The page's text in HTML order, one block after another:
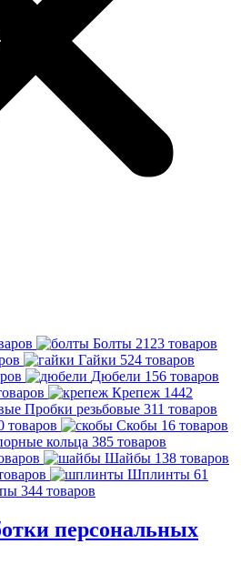
Болты 2123 товаров
Гайки 524 товаров
Дюбели 156 товаров
Крепеж 1442
Пробки резьбовые 311 товаров
товаров Скобы 16 товаров
кольца 385 товаров
Шайбы 138 товаров
Шплинты 61
344 товаров
персональных